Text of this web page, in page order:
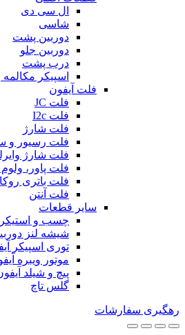
ال سی دی
شاسی
دوربین پشت
دوربین جلو
درب پشت
اسپیکر مکالمه
فلت آیفون
فلت JC
فلت I2c
فلت شارژ
فلت رسیور و
فلت شارژ
فلت پاور،
فلت باتری
فلت آنتن
سایر قطعات
چسب و استیکر
شیشه لنز
توری اسپیکر
موتور ویبره
پیچ و شیلد
گلس تاچ
رهگیری سفارشات